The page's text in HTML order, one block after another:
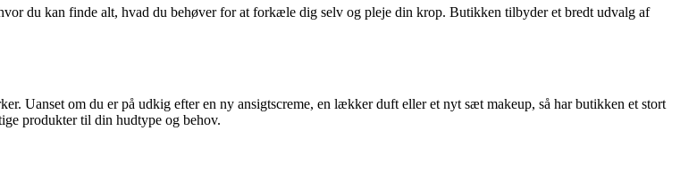
du kan finde alt, hvad du behøver for at forkæle dig selv og pleje din krop. Butikken tilbyder et bredt udvalg af
Uanset om du er på udkig efter en ny ansigtscreme, en lækker duft eller et nyt sæt makeup, så har butikken et stort
produkter til din hudtype og behov.